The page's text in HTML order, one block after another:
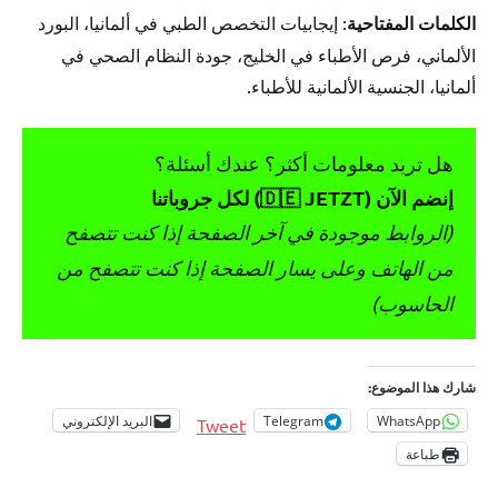
الكلمات المفتاحية: إيجابيات التخصص الطبي في ألمانيا، البورد
الألماني، فرص الأطباء في الخليج، جودة النظام الصحي في
ألمانيا، الجنسية الألمانية للأطباء.
هل تريد معلومات أكثر؟ عندك أسئلة؟
إنضم الآن (🇩🇪 JETZT) لكل جروباتنا
(الروابط موجودة في آخر الصفحة إذا كنت تتصفح
من الهاتف وعلى يسار الصفحة إذا كنت تتصفح من
الحاسوب)
شارك هذا الموضوع:
WhatsApp
Telegram
Tweet
البريد الإلكتروني
طباعة